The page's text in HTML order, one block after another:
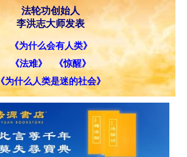
法轮功创始人
李洪志大师发表
《为什么会有人类》
《法难》
《惊醒》
《为什么人类是迷的社会》